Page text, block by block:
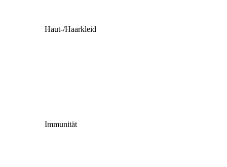
Haut-/Haarkleid
Immunität